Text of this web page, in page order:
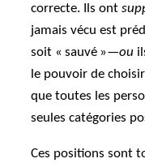
correcte. Ils ont
jamais vécu est
soit « sauvé »—ou
le pouvoir de
que toutes les
seules catégories
Ces positions sont